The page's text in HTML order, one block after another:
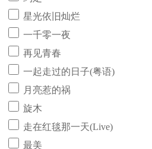
星光依旧灿烂
一千零一夜
再见青春
一起走过的日子(粤语)
月亮惹的祸
旋木
走在红毯那一天(Live)
最美